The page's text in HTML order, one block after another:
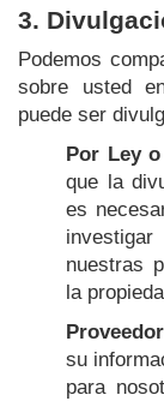
3.
Podemos
sobre usted
puede ser
Por Ley
que la
es
nuestras
la
su
para